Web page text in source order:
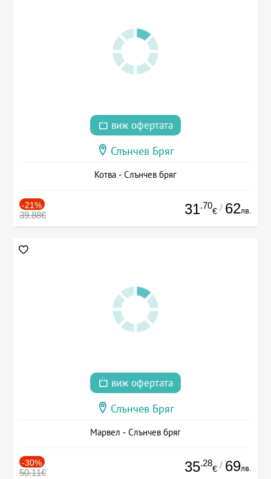
виж офертата
Слънчев Бряг
Котва - Слънчев бряг
-21%
39.88€ 31.70
€ / 62лв.
виж офертата
Слънчев Бряг
Марвел - Слънчев бряг
-30%
50.11€ 35.28
€ / 69лв.